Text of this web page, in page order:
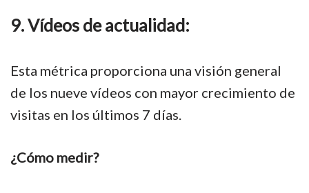
9. Vídeos de actualidad:
Esta métrica proporciona una visión general
de los nueve vídeos con mayor crecimiento de
visitas en los últimos 7 días.
¿Cómo medir?